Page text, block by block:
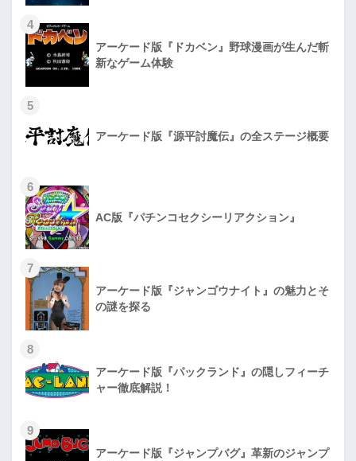
4
アーケード版『ドカベン』野球漫画が生んだ斬
新なゲーム体験
5
アーケード版『源平討魔伝』の全ステージ概要
6
AC版『パチンコセクシーリアクション』
7
アーケード版『ジャンゴウナイト』の魅力とそ
の謎を探る
8
アーケード版『パックランド』の隠しフィーチ
ャー徹底解説！
9
アーケード版『ジャンプバグ』革新のジャンプ